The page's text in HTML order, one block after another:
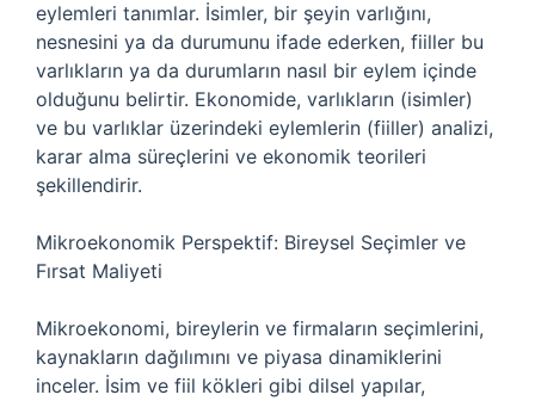
eylemleri tanımlar. İsimler, bir şeyin varlığını,
nesnesini ya da durumunu ifade ederken, fiiller bu
varlıkların ya da durumların nasıl bir eylem içinde
olduğunu belirtir. Ekonomide, varlıkların (isimler)
ve bu varlıklar üzerindeki eylemlerin (fiiller) analizi,
karar alma süreçlerini ve ekonomik teorileri
şekillendirir.
Mikroekonomik Perspektif: Bireysel Seçimler ve
Fırsat Maliyeti
Mikroekonomi, bireylerin ve firmaların seçimlerini,
kaynakların dağılımını ve piyasa dinamiklerini
inceler. İsim ve fiil kökleri gibi dilsel yapılar,